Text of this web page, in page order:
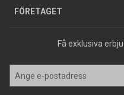
FÖRETAGET
Press
Få exklusiva